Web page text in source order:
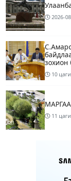
2026-
зохион
10
11